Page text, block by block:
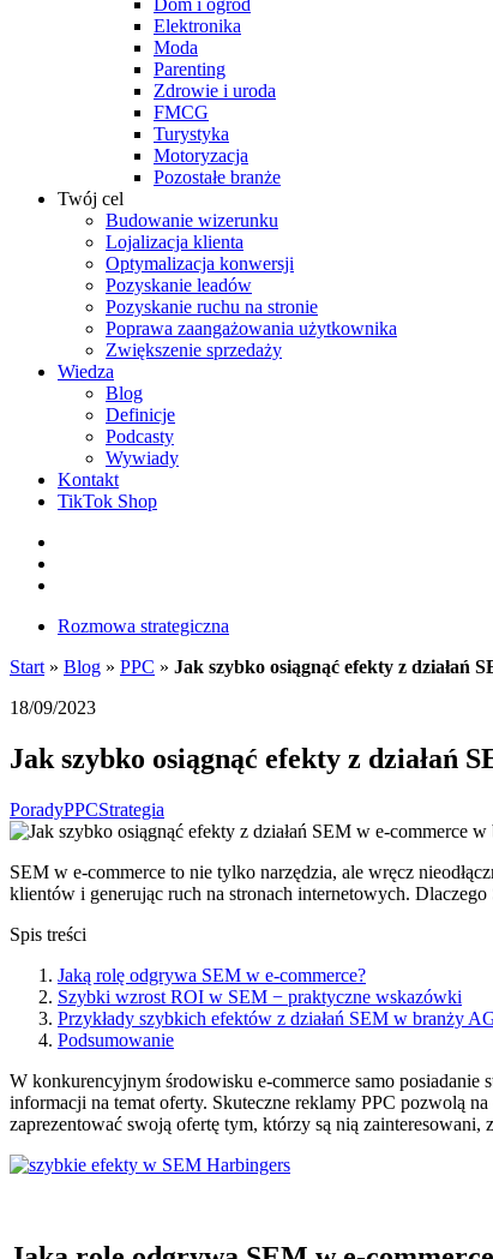
Dom i ogród
Elektronika
Moda
Parenting
Zdrowie i uroda
FMCG
Turystyka
Motoryzacja
Pozostałe branże
Twój cel
Budowanie wizerunku
Lojalizacja klienta
Optymalizacja konwersji
Pozyskanie leadów
Pozyskanie ruchu na stronie
Poprawa zaangażowania użytkownika
Zwiększenie sprzedaży
Wiedza
Blog
Definicje
Podcasty
Wywiady
Kontakt
TikTok Shop
Rozmowa strategiczna
Start » Blog » PPC » Jak szybko osiągnąć efekty z działań
18/09/2023
Jak szybko osiągnąć efekty z działań
PoradyPPCStrategia
SEM w e-commerce to nie tylko narzędzia, ale wręcz
klientów i generując ruch na stronach internetowych.
Spis treści
Jaką rolę odgrywa SEM w e-commerce?
Szybki wzrost ROI w SEM − praktyczne wskazówki
Przykłady szybkich efektów z działań SEM w branży
Podsumowanie
W konkurencyjnym środowisku e-commerce samo
informacji na temat oferty. Skuteczne reklamy PPC pozwolą
zaprezentować swoją ofertę tym, którzy są nią zainteresowani,